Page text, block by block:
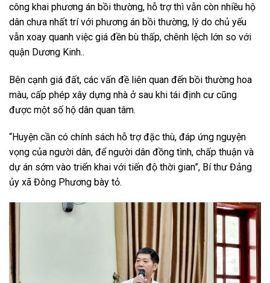
công khai phương án bồi thường, hỗ trợ thì vẫn còn nhiều hộ
dân chưa nhất trí với phương án bồi thường, lý do chủ yếu
vẫn xoay quanh việc giá đền bù thấp, chênh lệch lớn so với
quận Dương Kinh..
Bên cạnh giá đất, các vấn đề liên quan đến bồi thường hoa
màu, cấp phép xây dựng nhà ở sau khi tái định cư cũng
được một số hộ dân quan tâm.
“Huyện cần có chính sách hỗ trợ đặc thù, đáp ứng nguyện
vọng của người dân, để người dân đồng tình, chấp thuận và
dự án sớm vào triển khai với tiến độ thời gian”, Bí thư Đảng
ủy xã Đông Phương bày tỏ.